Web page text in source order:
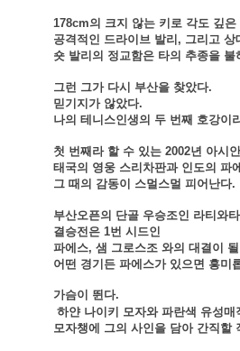
178cm의 크지 않는 키로 각도 깊
공격적인 드라이브 발리, 그리고
숏 발리의 정교함은 타의 추종을 불
그런 그가 다시 부산을 찾았다.
믿기지가 않았다.
나의 테니스인생의 두 번째 호강이
첫 번째라 할 수 있는 2002년 아시
태국의 영웅 스리차판과 인도의 파
그 때의 감동이 스멀스멀 피어난다.
부산오픈의 단골 우승조인 라티와
결승전은 1번 시드인
파에스, 샘 그로스조 와의 대결이
어떤 경기든 파에스가 있으면 흥미
가슴이 뛴다.
하얀 나이키 모자와 파란색 유성
모자챙에 그의 사인을 담아 간직할